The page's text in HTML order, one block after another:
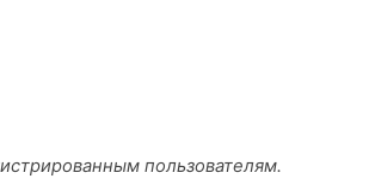
пользователям.